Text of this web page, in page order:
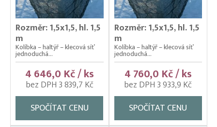
Kolíbky/haltýře – dvojitý plovoucí rám
Kolíbky/haltýře – jednoduchý plovoucí rám
Kolíbky/haltýře jednoduché závěsné (klecové sítě)
100 x 100 cm
100 x 150 cm
150 x 150 cm
150 x 200 cm
200 x 200 cm
Krycí sítě na kádě a bazény
Rozměr: 1,5x1,5, hl. 1,5
m
Kolíbka – haltýř – klecová síť
jednoduchá...
4 646,0 Kč / ks
bez DPH 3 839,7 Kč
SPOČÍTAT CENU
Rozměr: 1,5x1,5, hl. 1,5
m
Kolíbka – haltýř – klecová síť
jednoduchá...
4 760,0 Kč / ks
bez DPH 3 933,9 Kč
SPOČÍTAT CENU